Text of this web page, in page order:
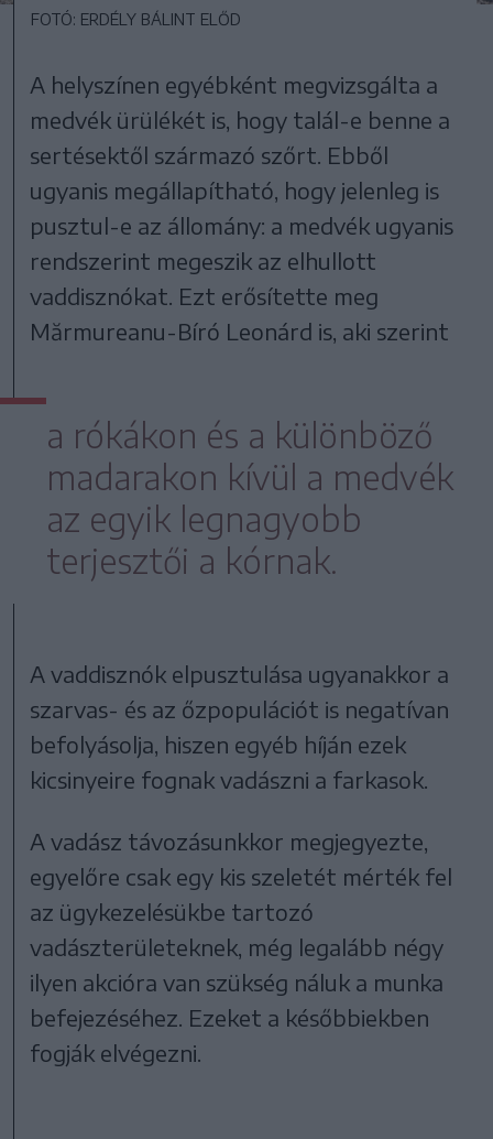
FOTÓ: ERDÉLY BÁLINT ELŐD
A helyszínen egyébként megvizsgálta a
medvék ürülékét is, hogy talál-e benne a
sertésektől származó szőrt. Ebből
ugyanis megállapítható, hogy jelenleg is
pusztul-e az állomány: a medvék ugyanis
rendszerint megeszik az elhullott
vaddisznókat. Ezt erősítette meg
Mărmureanu-Bíró Leonárd is, aki szerint
a rókákon és a különböző
madarakon kívül a medvék
az egyik legnagyobb
terjesztői a kórnak.
A vaddisznók elpusztulása ugyanakkor a
szarvas- és az őzpopulációt is negatívan
befolyásolja, hiszen egyéb híján ezek
kicsinyeire fognak vadászni a farkasok.
A vadász távozásunkkor megjegyezte,
egyelőre csak egy kis szeletét mérték fel
az ügykezelésükbe tartozó
vadászterületeknek, még legalább négy
ilyen akcióra van szükség náluk a munka
befejezéséhez. Ezeket a későbbiekben
fogják elvégezni.